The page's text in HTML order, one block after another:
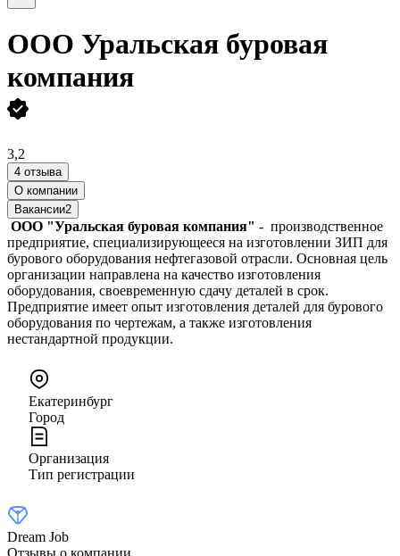
ООО Уральская буровая
компания
3,2
4 отзыва
О компании
Вакансии2
ООО "Уральская буровая компания" - производственное
предприятие, специализирующееся на изготовлении ЗИП для
бурового оборудования нефтегазовой отрасли. Основная цель
организации направлена на качество изготовления
оборудования, своевременную сдачу деталей в срок.
Предприятие имеет опыт изготовления деталей для бурового
оборудования по чертежам, а также изготовления
нестандартной продукции.
Екатеринбург
Город
Организация
Тип регистрации
Dream Job
Отзывы о компании